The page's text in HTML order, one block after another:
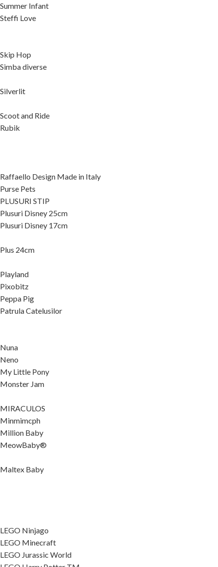
Summer Infant
Steffi Love
Skip Hop
Simba diverse
Silverlit
Scoot and Ride
Rubik
Raffaello Design Made in Italy
Purse Pets
PLUSURI STIP
Plusuri Disney 25cm
Plusuri Disney 17cm
Plus 24cm
Playland
Pixobitz
Peppa Pig
Patrula Catelusilor
Nuna
Neno
My Little Pony
Monster Jam
MIRACULOS
Minmimcph
Million Baby
MeowBaby®
Maltex Baby
LEGO Ninjago
LEGO Minecraft
LEGO Jurassic World